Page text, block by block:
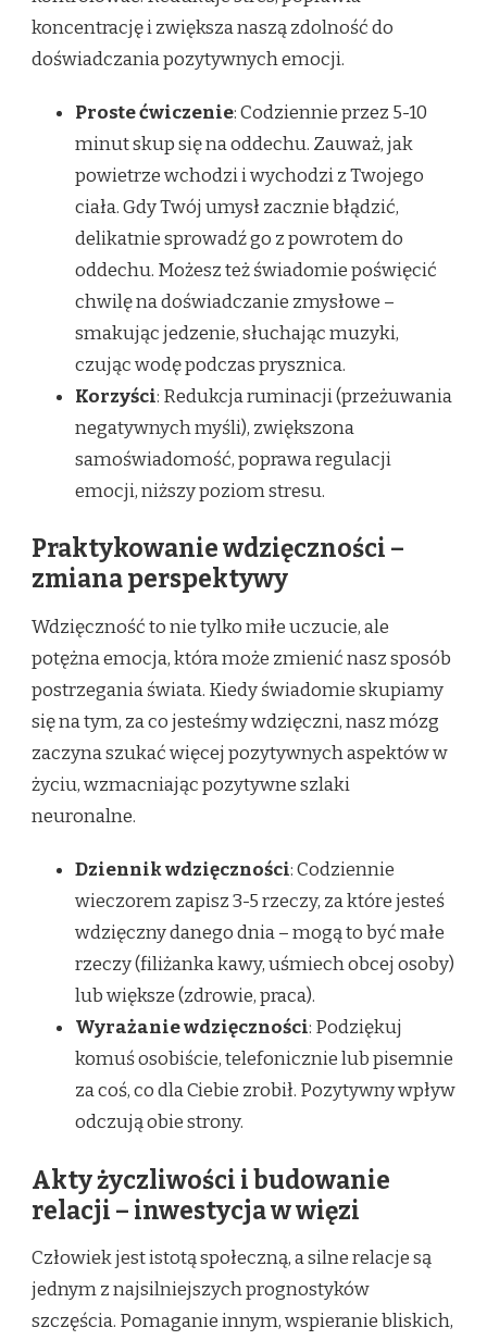
koncentrację i zwiększa naszą zdolność do
doświadczania pozytywnych emocji.
Proste ćwiczenie: Codziennie przez 5-10
minut skup się na oddechu. Zauważ, jak
powietrze wchodzi i wychodzi z Twojego
ciała. Gdy Twój umysł zacznie błądzić,
delikatnie sprowadź go z powrotem do
oddechu. Możesz też świadomie poświęcić
chwilę na doświadczanie zmysłowe –
smakując jedzenie, słuchając muzyki,
czując wodę podczas prysznica.
Korzyści: Redukcja ruminacji (przeżuwania
negatywnych myśli), zwiększona
samoświadomość, poprawa regulacji
emocji, niższy poziom stresu.
Praktykowanie wdzięczności –
zmiana perspektywy
Wdzięczność to nie tylko miłe uczucie, ale
potężna emocja, która może zmienić nasz sposób
postrzegania świata. Kiedy świadomie skupiamy
się na tym, za co jesteśmy wdzięczni, nasz mózg
zaczyna szukać więcej pozytywnych aspektów w
życiu, wzmacniając pozytywne szlaki
neuronalne.
Dziennik wdzięczności: Codziennie
wieczorem zapisz 3-5 rzeczy, za które jesteś
wdzięczny danego dnia – mogą to być małe
rzeczy (filiżanka kawy, uśmiech obcej osoby)
lub większe (zdrowie, praca).
Wyrażanie wdzięczności: Podziękuj
komuś osobiście, telefonicznie lub pisemnie
za coś, co dla Ciebie zrobił. Pozytywny wpływ
odczują obie strony.
Akty życzliwości i budowanie
relacji – inwestycja w więzi
Człowiek jest istotą społeczną, a silne relacje są
jednym z najsilniejszych prognostyków
szczęścia. Pomaganie innym, wspieranie bliskich,